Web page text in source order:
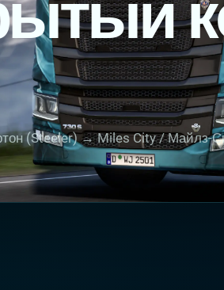
(Steeler) → Miles City / Майлз-